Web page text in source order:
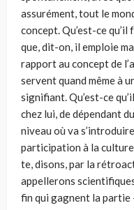
assurément, tout le
concept. Qu’est-ce
que, dit-on, il emploie
rapport au concept de
servent quand même à
signifiant. Qu’est-ce
chez lui, de dépendant
niveau où va
participation à la
te, disons, par la
appellerons
fin qui gagnent la partie